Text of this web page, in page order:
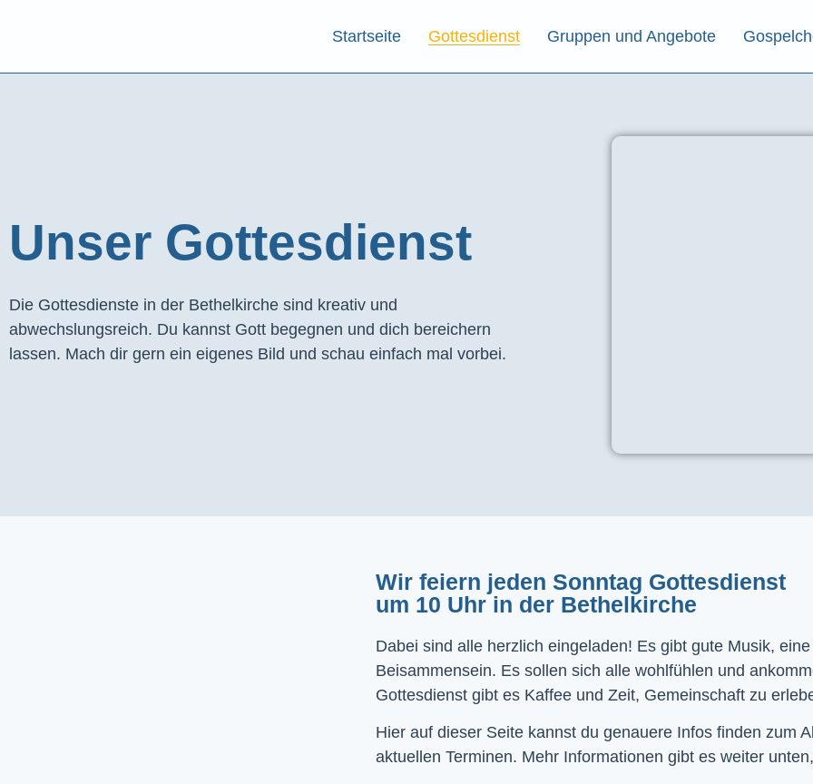
Startseite Gottesdienst Gruppen und Angebote
Unser Gottesdienst​
Die Gottesdienste in der Bethelkirche sind kreativ und
abwechslungsreich. Du kannst Gott begegnen und dich bereichern
lassen. Mach dir gern ein eigenes Bild und schau einfach mal vorbei.
Wir feiern jeden Sonntag Gottesdienst
um 10 Uhr in der Bethelkirche
Dabei sind alle herzlich eingeladen! Es gibt gute Musik,
Beisammensein. Es sollen sich alle wohlfühlen und
Gottesdienst gibt es Kaffee und Zeit, Gemeinschaft zu
Hier auf dieser Seite kannst du genauere Infos finden zum
aktuellen Terminen. Mehr Informationen gibt es weiter